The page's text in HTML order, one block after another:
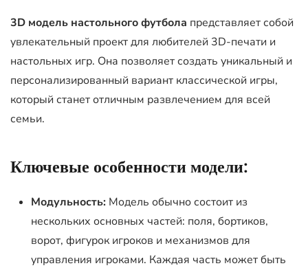
3D модель настольного футбола представляет собой
увлекательный проект для любителей 3D-печати и
настольных игр. Она позволяет создать уникальный и
персонализированный вариант классической игры,
который станет отличным развлечением для всей
семьи.
Ключевые особенности модели:
Модульность: Модель обычно состоит из
нескольких основных частей: поля, бортиков,
ворот, фигурок игроков и механизмов для
управления игроками. Каждая часть может быть